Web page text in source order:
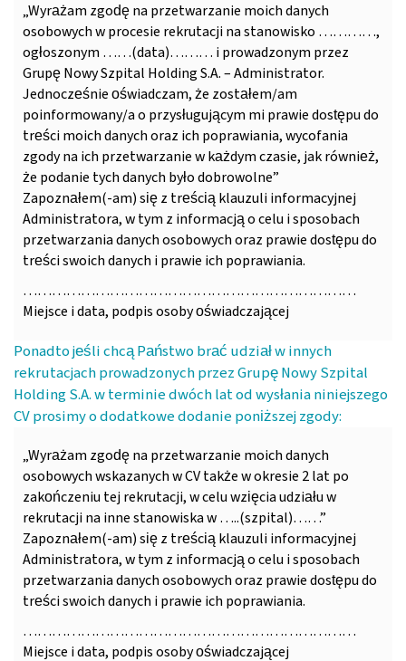
„Wyrażam zgodę na przetwarzanie moich danych
osobowych w procesie rekrutacji na stanowisko …………,
ogłoszonym ……(data)……… i prowadzonym przez
Grupę Nowy Szpital Holding S.A. – Administrator.
Jednocześnie oświadczam, że zostałem/am
poinformowany/a o przysługującym mi prawie dostępu do
treści moich danych oraz ich poprawiania, wycofania
zgody na ich przetwarzanie w każdym czasie, jak również,
że podanie tych danych było dobrowolne”
Zapoznałem(-am) się z treścią klauzuli informacyjnej
Administratora, w tym z informacją o celu i sposobach
przetwarzania danych osobowych oraz prawie dostępu do
treści swoich danych i prawie ich poprawiania.
……………………………………………………………
Miejsce i data, podpis osoby oświadczającej
Ponadto jeśli chcą Państwo brać udział w innych
rekrutacjach prowadzonych przez Grupę Nowy Szpital
Holding S.A. w terminie dwóch lat od wysłania niniejszego
CV prosimy o dodatkowe dodanie poniższej zgody:
„Wyrażam zgodę na przetwarzanie moich danych
osobowych wskazanych w CV także w okresie 2 lat po
zakończeniu tej rekrutacji, w celu wzięcia udziału w
rekrutacji na inne stanowiska w …..(szpital)……”
Zapoznałem(-am) się z treścią klauzuli informacyjnej
Administratora, w tym z informacją o celu i sposobach
przetwarzania danych osobowych oraz prawie dostępu do
treści swoich danych i prawie ich poprawiania.
……………………………………………………………
Miejsce i data, podpis osoby oświadczającej